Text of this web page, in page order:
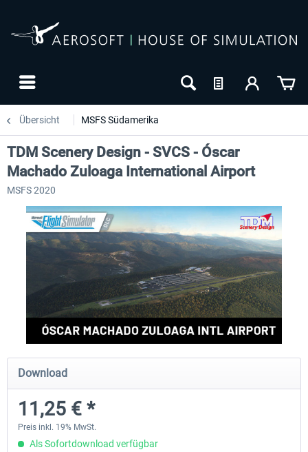
Übersicht MSFS Südamerika
17,85 € *
TDM Scenery Design - SVCS - Óscar
Machado Zuloaga International Airport
MSFS 2020
Download
11,25 € *
Preis inkl. 19% MwSt.
Als Sofortdownload verfügbar